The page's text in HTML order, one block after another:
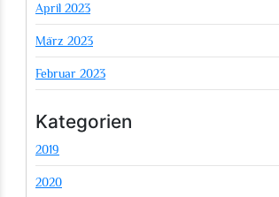
April 2023
März 2023
Februar 2023
Kategorien
2019
2020